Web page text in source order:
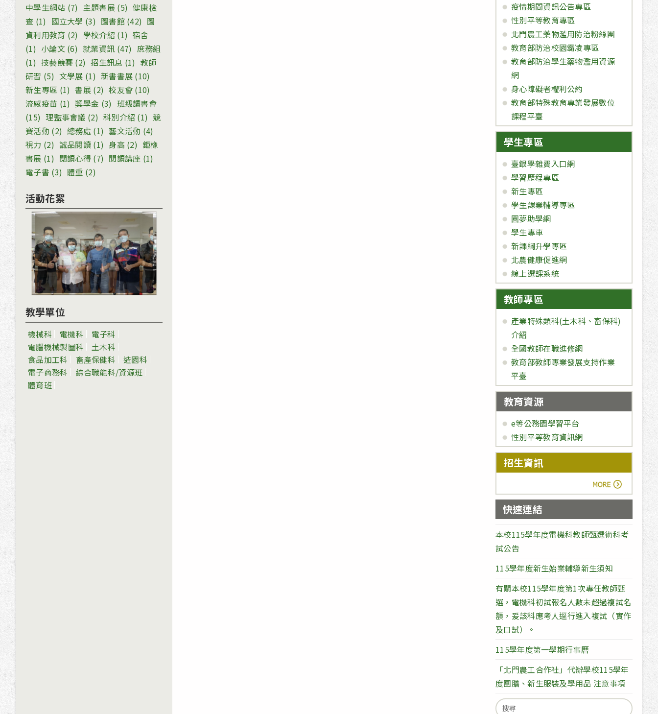
中學生網站 (7) 主題書展(5) 健康檢
查 (1) 國立大學 (3) 圖書館(42) 圖
資利用教育 (2) 學校介紹 (1) 宿舍
(1) 小論文(6) 就業資訊 (47) 庶務組
(1) 技藝競賽 (2) 招生訊息 (1) 教師
研習 (5) 文學展 (1) 新書書展 (10)
新生專區 (1) 書展 (2) 校友會 (10)
流感疫苗 (1) 獎學金 (3) 班級讀書會
(15) 理監事會議 (2) 科別介紹 (1) 競
賽活動 (2) 總務處 (1) 藝文活動 (4)
視力 (2) 誠品閱讀 (1) 身高 (2) 鉅橡
書展 (1) 閱讀心得 (7) 閱讀講座 (1)
電子書 (3) 體重 (2)
活動花絮
教學單位
機械科 電機科
電子科
電腦機械製圖科
土木科
食品加工科
畜產保健科
造園科
電子商務科
綜合職能科/資源班
體育班
疫情期間資訊公告專區
性別平等教育專區
北門農工藥物濫用防治粉絲團
教育部防治校園霸凌專區
教育部防治學生藥物濫用資源
網
身心障礙者權利公約
教育部特殊教育專業發展數位
課程平臺
學生專區
臺銀學雜費入口網
學習歷程專區
新生專區
學生課業輔導專區
圓夢助學網
學生專車
新課綱升學專區
北農健康促進網
線上選課系統
教師專區
產業特殊類科(土木科、畜保科)
介紹
全國教師在職進修網
教育部教師專業發展支持作業
平臺
教育資源
e等公務園學習平台
性別平等教育資訊網
招生資訊
快速連結
本校115學年度電機科教師甄選術科考
試公告
115學年度新生始業輔導新生須知
有關本校115學年度第1次專任教師甄
選，電機科初試報名人數未超過複試名
額，爰該科應考人逕行進入複試（實作
及口試）。
115學年度第一學期行事曆
「北門農工合作社」代辦學校115學年
度團膳、新生服裝及學用品 注意事項
Search